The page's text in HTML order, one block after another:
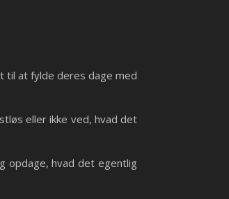
til at fylde deres dage med
eller ikke ved, hvad det
opdage, hvad det egentlig